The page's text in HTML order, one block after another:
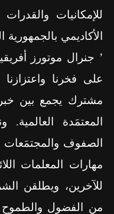
للإمكانيات
الأكاديمي
’ جنرال موتورز
على فخرنا واعتزازنا
مشترك يجمع بين
المعتمَدة
الصفوف والمجتمَعات
مهارات المعلمات
للآخرين، ويطلقن
من الفضول والطموح